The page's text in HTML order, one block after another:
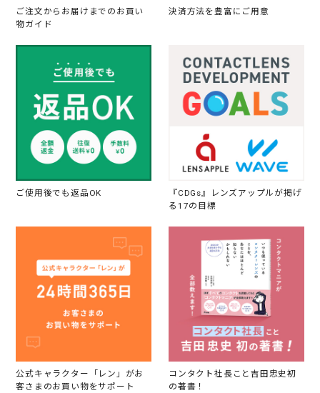
ご注文からお届けまでのお買い
物ガイド
決済方法を豊富にご用意
ご使用後でも返品OK
『CDGs』レンズアップルが掲げ
る17の目標
公式キャラクター「レン」がお
客さまのお買い物をサポート
コンタクト社長こと吉田忠史初
の著書！